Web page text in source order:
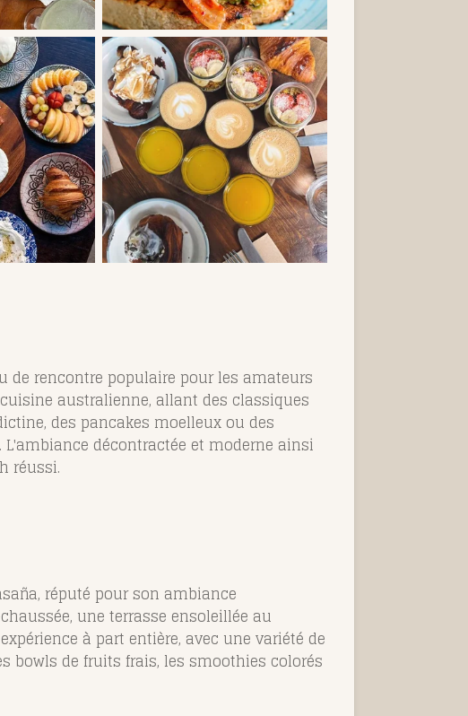
de rencontre populaire pour les amateurs
australienne, allant des classiques
des pancakes moelleux ou des
décontractée et moderne ainsi
réussi.
réputé pour son ambiance
une terrasse ensoleillée au
à part entière, avec une variété de
bowls de fruits frais, les smoothies colorés